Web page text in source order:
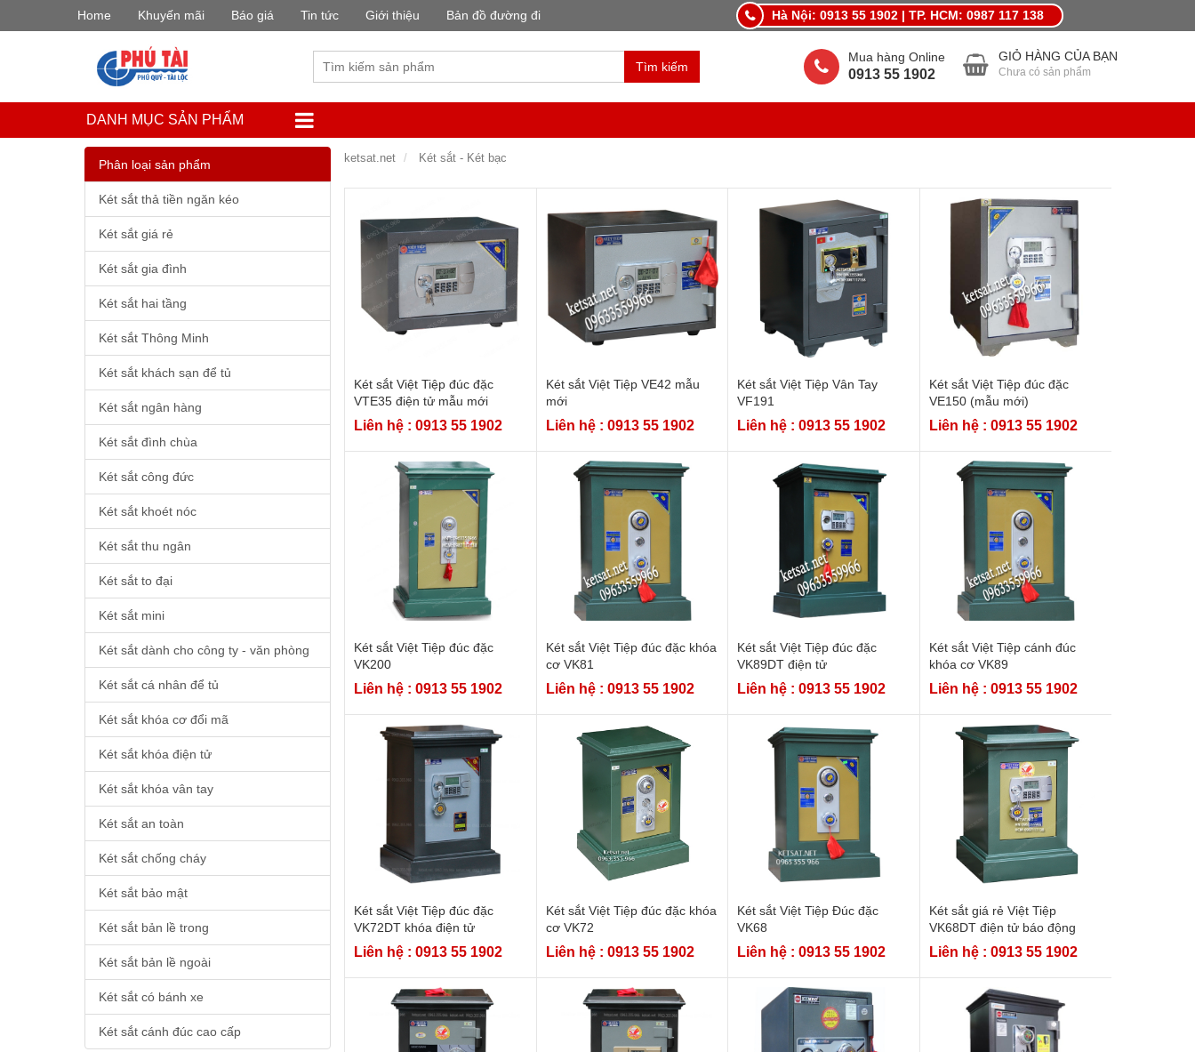
Home Khuyến mãi Báo giá Tin tức Giới thiệu Bản đồ đường đi
Hà Nội: 0913 55 1902 | TP. HCM: 0987 117 138
Tìm kiếm
GIỎ HÀNG CỦA BẠN
Chưa có sản phẩm
Mua hàng Online
0913 55 1902
DANH MỤC SẢN PHẨM
Phân loại sản phẩm
Két sắt thả tiền ngăn kéo
Két sắt giá rẻ
Két sắt gia đình
Két sắt hai tầng
Két sắt Thông Minh
Két sắt khách sạn để tủ
Két sắt ngân hàng
Két sắt đình chùa
Két sắt công đức
Két sắt khoét nóc
Két sắt thu ngân
Két sắt to đại
Két sắt mini
Két sắt dành cho công ty - văn phòng
Két sắt cá nhân để tủ
Két sắt khóa cơ đổi mã
Két sắt khóa điện tử
Két sắt khóa vân tay
Két sắt an toàn
Két sắt chống cháy
Két sắt bảo mật
Két sắt bản lề trong
Két sắt bản lề ngoài
Két sắt có bánh xe
Két sắt cánh đúc cao cấp
ketsat.net Két sắt - Két bạc
Két sắt Việt Tiệp đúc đặc
VTE35 điện tử mẫu mới
Liên hệ : 0913 55 1902
Két sắt Việt Tiệp VE42 mẫu
mới
Liên hệ : 0913 55 1902
Két sắt Việt Tiệp Vân Tay
VF191
Liên hệ : 0913 55 1902
Két sắt Việt Tiệp đúc đặc
VE150 (mẫu mới)
Liên hệ : 0913 55 1902
Két sắt Việt Tiệp đúc đặc
VK200
Liên hệ : 0913 55 1902
Két sắt Việt Tiệp đúc đặc khóa
cơ VK81
Liên hệ : 0913 55 1902
Két sắt Việt Tiệp đúc đặc
VK89DT điện tử
Liên hệ : 0913 55 1902
Két sắt Việt Tiệp cánh đúc
khóa cơ VK89
Liên hệ : 0913 55 1902
Két sắt Việt Tiệp đúc đặc
VK72DT khóa điện tử
Liên hệ : 0913 55 1902
Két sắt Việt Tiệp đúc đặc khóa
cơ VK72
Liên hệ : 0913 55 1902
Két sắt Việt Tiệp Đúc đặc
VK68
Liên hệ : 0913 55 1902
Két sắt giá rẻ Việt Tiệp
VK68DT điện tử báo động
Liên hệ : 0913 55 1902